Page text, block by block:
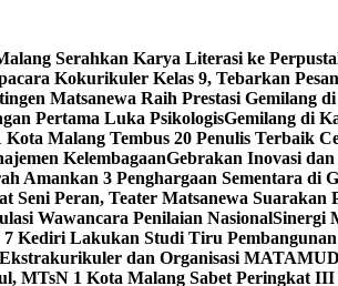
Serahkan Karya Literasi ke
Kokurikuler Kelas 9, Tebarkan
Matsanewa Raih Prestasi Gemilang
Pertama Luka PsikologisGemilang di
Malang Tembus 20 Penulis Terbaik
KelembagaanGebrakan Inovasi
Amankan 3 Penghargaan Sementara di
Seni Peran, Teater Matsanewa
Wawancara Penilaian NasionalSinergi
Kediri Lakukan Studi Tiru
dan Organisasi
MTsN 1 Kota Malang Sabet Peringkat